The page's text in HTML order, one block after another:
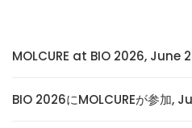
MOLCURE at BIO 2026, June
BIO 2026にMOLCUREが参加,